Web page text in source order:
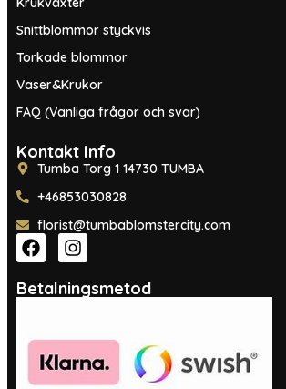
Snittblommor styckvis
Torkade blommor
Vaser&Krukor
FAQ (Vanliga frågor och svar)
Kontakt Info
Tumba Torg 1 14730 TUMBA
+46853030828
florist@tumbablomstercity.com
Betalningsmetod